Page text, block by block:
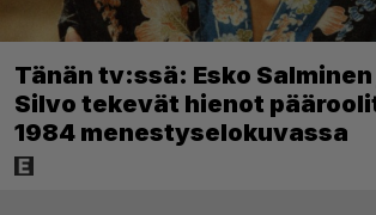
Tänän tv:ssä: Esko
Silvo tekevät hienot
1984 menestyselokuvassa